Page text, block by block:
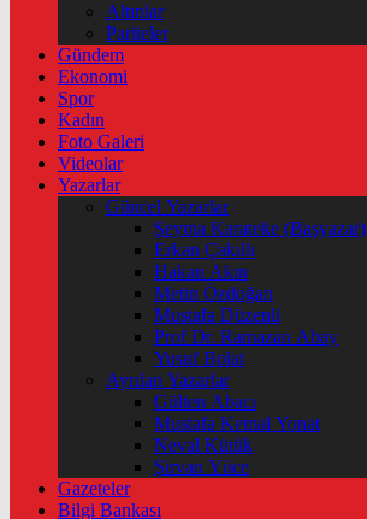
Altınlar
Pariteler
Gündem
Ekonomi
Spor
Kadın
Foto Galeri
Videolar
Yazarlar
Güncel Yazarlar
Şeyma Karateke (Başyazar)
Erkan Çakıllı
Hakan Akın
Metin Özdoğan
Mustafa Düzenli
Prof Dr. Ramazan Abay
Yusuf Bolat
Ayrılan Yazarlar
Gülten Abacı
Mustafa Kemal Yonat
Neval Kütük
Şirvan Yüce
Gazeteler
Bilgi Bankası